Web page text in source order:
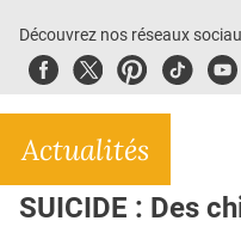
E-REVUE SAD
L'APP
QUI SOMMES-NOUS ?
Découvrez nos réseaux
FacebookTwitterPinterest
Tiktok
Actualités
SUICIDE : Des